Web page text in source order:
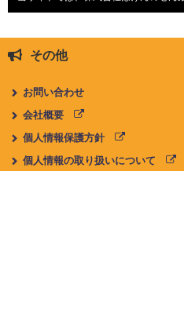
その他
お問い合わせ
会社概要
個人情報保護方針
個人情報の取り扱いについて